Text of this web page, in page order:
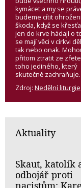
kymácet a my se
budeme cítit
škoda, když se
jen do krve hádají o
se mají věci v církvi
tak nebo onak.
přitom ztratit ze
toho jediného, který
skutečně zachraňuje.
Zdroj: Nedělní liturgie
Aktuality
Skaut, katolík
odbojář proti